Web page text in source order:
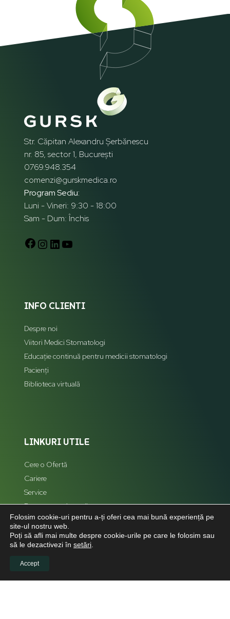
Str. Căpitan Alexandru Șerbănescu
nr. 85, sector 1, București
0769.948.354
comenzi@gurskmedica.ro
Program Sediu:
Luni - Vineri: 9:30 - 18:00
Sam - Dum: Închis
INFO CLIENTI
Despre noi
Viitori Medici Stomatologi
Educație continuă pentru medicii stomatologi
Pacienți
Biblioteca virtuală
LINKURI UTILE
Cere o Ofertă
Cariere
Service
Reprezentanți zonali
Hartă Site
LEGAL
Folosim cookie-uri pentru a-ți oferi cea mai bună experiență pe
site-ul nostru web.
Poți să afli mai multe despre cookie-urile pe care le folosim sau
să le dezactivezi în setări
Accept